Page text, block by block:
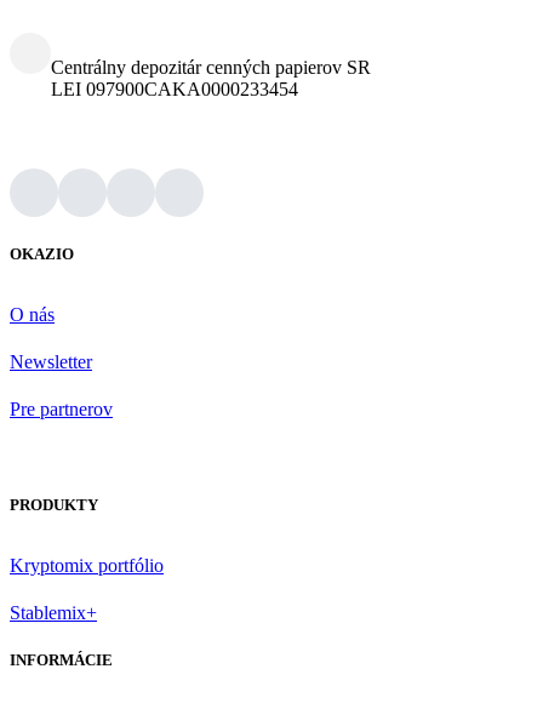
Centrálny depozitár cenných papierov SR
LEI 097900CAKA0000233454
OKAZIO
O nás
Newsletter
Pre partnerov
PRODUKTY
Kryptomix portfólio
Stablemix+
INFORMÁCIE